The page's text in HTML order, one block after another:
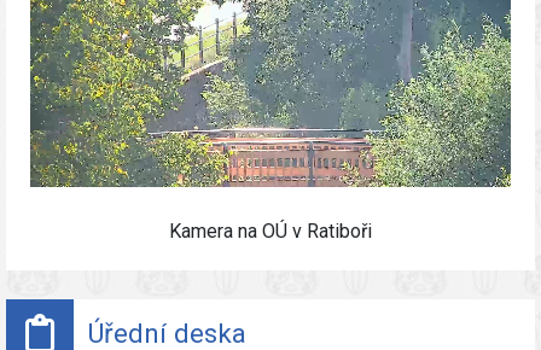
Kamera na OÚ v Ratiboři
Úřední deska